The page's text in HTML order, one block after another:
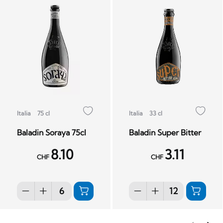
Italia 75 cl
Baladin Soraya 75cl
CHF 8.10
Italia 33 cl
Baladin Super Bitter
CHF 3.11